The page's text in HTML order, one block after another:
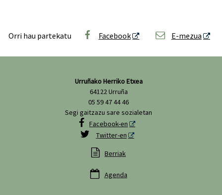
Orri hau partekatu Facebook E-mezua
Urruñako Herriko Etxea
64122 Urruña
05 59 47 44 46
Segi gaitzazu sare sozialetan
 Facebook-en
 Twitter-en
 Berriak
 Agenda